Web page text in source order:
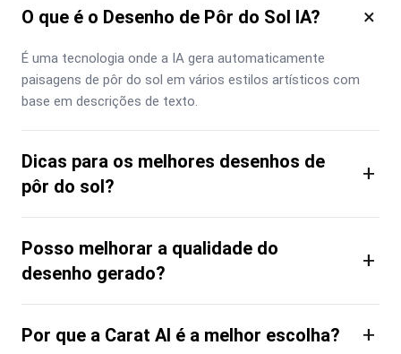
O que é o Desenho de Pôr do Sol IA? ×
É uma tecnologia onde a IA gera automaticamente
paisagens de pôr do sol em vários estilos artísticos com
base em descrições de texto.
Dicas para os melhores desenhos de
pôr do sol?
+
Posso melhorar a qualidade do
desenho gerado?
+
Por que a Carat AI é a melhor escolha? +